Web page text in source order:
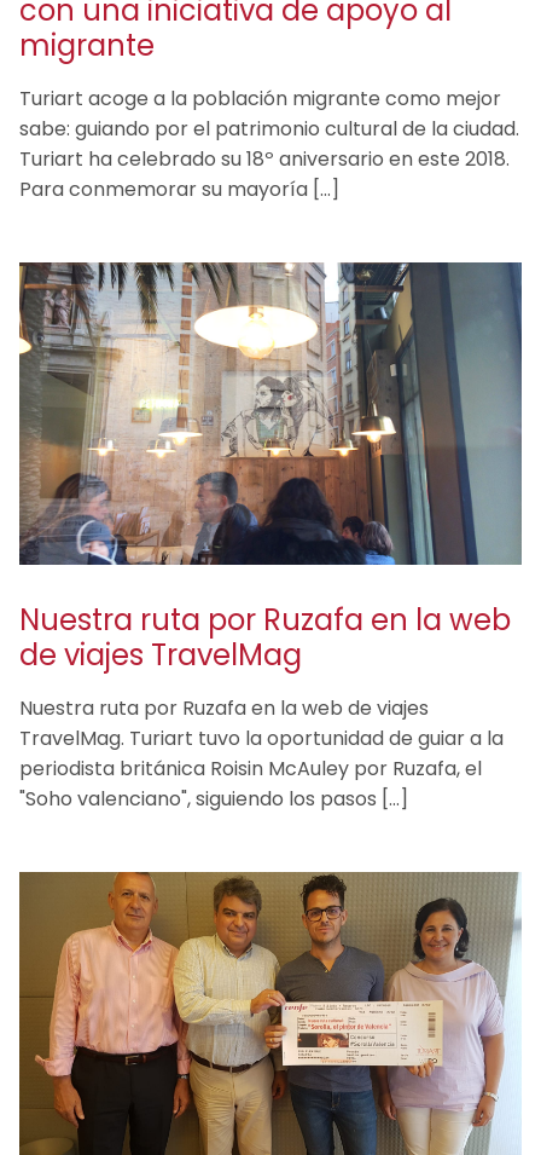
con una iniciativa de apoyo al
migrante
Turiart acoge a la población migrante como mejor
sabe: guiando por el patrimonio cultural de la ciudad.
Turiart ha celebrado su 18º aniversario en este 2018.
Para conmemorar su mayoría […]
Nuestra ruta por Ruzafa en la web
de viajes TravelMag
Nuestra ruta por Ruzafa en la web de viajes
TravelMag. Turiart tuvo la oportunidad de guiar a la
periodista británica Roisin McAuley por Ruzafa, el
"Soho valenciano", siguiendo los pasos […]